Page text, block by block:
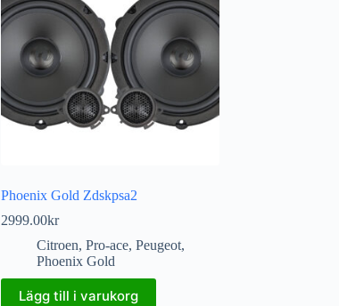
Phoenix Gold Zdskpsa2
2999.00kr
Citroen, Pro-ace, Peugeot,
Phoenix Gold
Lägg till i varukorg